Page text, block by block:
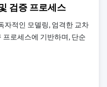
검증 프로세스
자적인 모델링, 엄격한 교차
로세스에 기반하며, 단순